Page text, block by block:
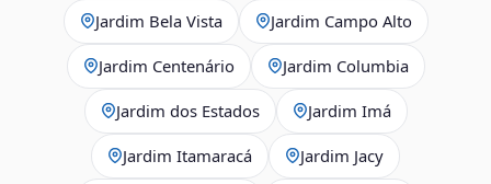
Jardim Bela Vista Jardim Campo Alto
Jardim Centenário Jardim Columbia
Jardim dos Estados Jardim Imá
Jardim Itamaracá Jardim Jacy